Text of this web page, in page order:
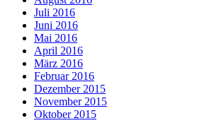
Juli 2016
Juni 2016
Mai 2016
April 2016
März 2016
Februar 2016
Dezember 2015
November 2015
Oktober 2015